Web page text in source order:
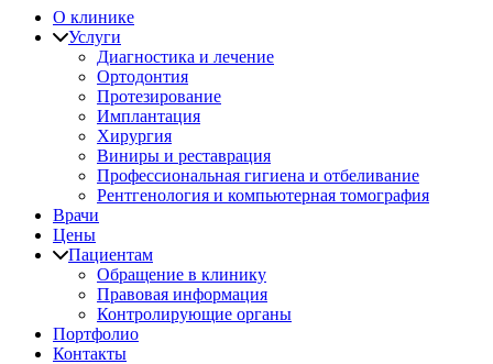
О клинике
Услуги
Диагностика и лечение
Ортодонтия
Протезирование
Имплантация
Хирургия
Виниры и реставрация
Профессиональная гигиена и отбеливание
Рентгенология и компьютерная томография
Врачи
Цены
Пациентам
Обращение в клинику
Правовая информация
Контролирующие органы
Портфолио
Контакты